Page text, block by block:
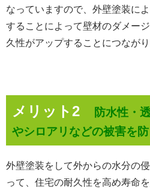
なっていますので、 外壁塗装に
することによって壁材のダメー
久性がアップすることにつなが
メリット2
防水性・
やシロアリなどの被害を
外壁塗装をして外からの水分の
って、 住宅の耐久性を高め寿命